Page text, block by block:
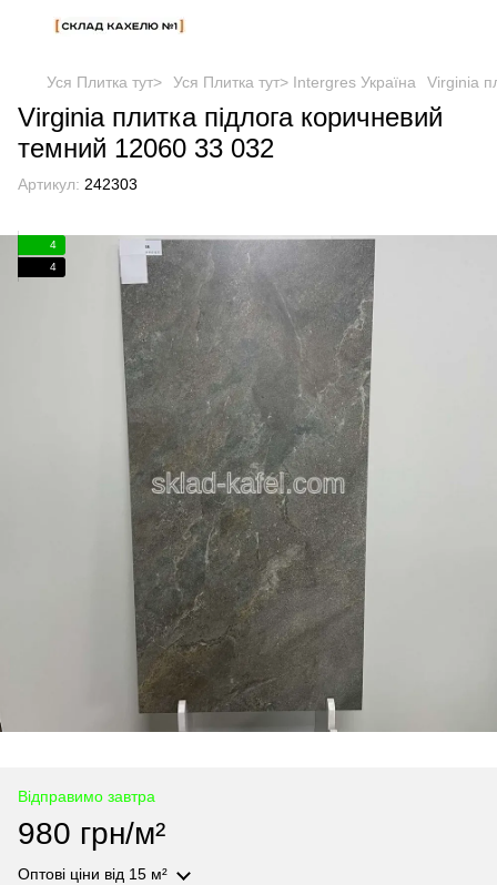
Уся Плитка тут> Уся Плитка тут> Intergres Україна Virginia
Virginia плитка підлога коричневий
темний 12060 33 032
Артикул: 242303
4
4
Відправимо завтра
980 грн/м²
Оптові ціни від 15 м²